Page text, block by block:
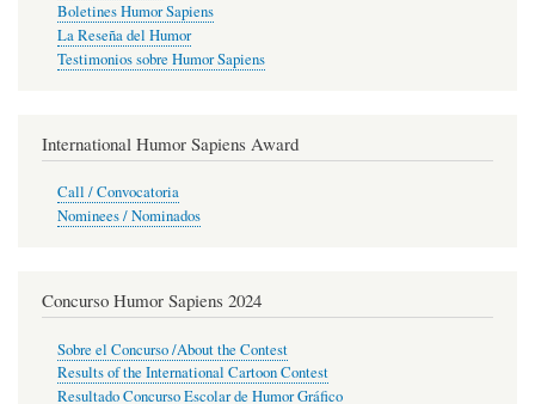
Boletines Humor Sapiens
La Reseña del Humor
Testimonios sobre Humor Sapiens
International Humor Sapiens Award
Call / Convocatoria
Nominees / Nominados
Concurso Humor Sapiens 2024
Sobre el Concurso /About the Contest
Results of the International Cartoon Contest
Resultado Concurso Escolar de Humor Gráfico